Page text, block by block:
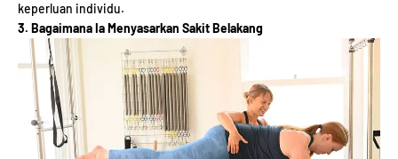
keperluan individu.
3. Bagaimana Ia Menyasarkan Sakit Belakang